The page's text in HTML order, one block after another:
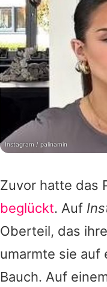
Zuvor hatte das
beglückt. Auf
Oberteil, das
umarmte sie auf
Bauch. Auf
Instagram / palinamin